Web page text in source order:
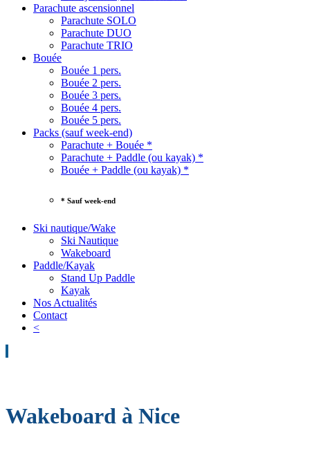
Parachute ascensionnel
Parachute SOLO
Parachute DUO
Parachute TRIO
Bouée
Bouée 1 pers.
Bouée 2 pers.
Bouée 3 pers.
Bouée 4 pers.
Bouée 5 pers.
Packs (sauf week-end)
Parachute + Bouée *
Parachute + Paddle (ou kayak) *
Bouée + Paddle (ou kayak) *
* Sauf week-end
Ski nautique/Wake
Ski Nautique
Wakeboard
Paddle/Kayak
Stand Up Paddle
Kayak
Nos Actualités
Contact
<
Wakeboard à Nice